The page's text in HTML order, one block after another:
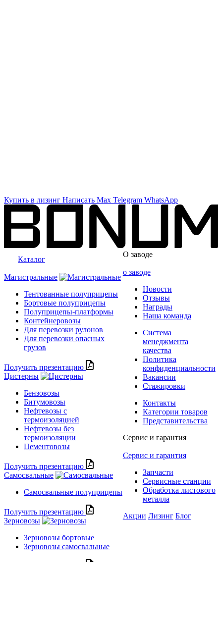
Купить в лизинг Написать Max Telegram WhatsApp
Каталог
Магистральные
Тентованные полуприцепы
Бортовые полуприцепы
Полуприцепы-платформы
Контейнеровозы
Для перевозки рулонов
Для перевозки опасных
грузов
Получить презентацию
Цистерны
Бензовозы
Битумовозы
Нефтевозы с
термоизоляцией
Нефтевозы без
термоизоляции
Цементовозы
Получить презентацию
Самосвальные
Самосвальные полуприцепы
Получить презентацию
Зерновозы
Зерновозы бортовые
Зерновозы самосвальные
О заводе
о заводе
Новости
Отзывы
Награды
Наша команда
Система
менеджмента
качества
Политика
конфиденциальности
Вакансии
Стажировки
Контакты
Категории товаров
Представительства
Сервис и гарантия
Сервис и гарантия
Запчасти
Сервисные станции
Обработка листового
металла
Акции Лизинг Блог